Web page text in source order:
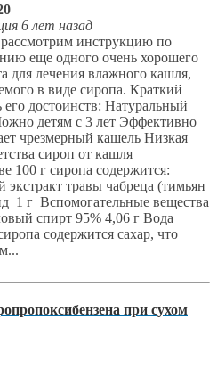
6 лет назад
инструкцию по
еще одного очень хорошего
для лечения влажного кашля,
в виде сиропа. Краткий
его достоинств: Натуральный
детям с 3 лет Эффективно
чрезмерный кашель Низкая
сироп от кашля
100 г сиропа содержится:
травы чабреца (тимьян
1 г Вспомогательные вещества
спирт 95% 4,06 г Вода
содержится сахар, что
при сухом